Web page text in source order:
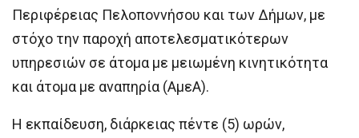
Περιφέρειας Πελοποννήσου και των Δήμων, με
στόχο την παροχή αποτελεσματικότερων
υπηρεσιών σε άτομα με μειωμένη κινητικότητα
και άτομα με αναπηρία (ΑμεΑ).
Η εκπαίδευση, διάρκειας πέντε (5) ωρών,